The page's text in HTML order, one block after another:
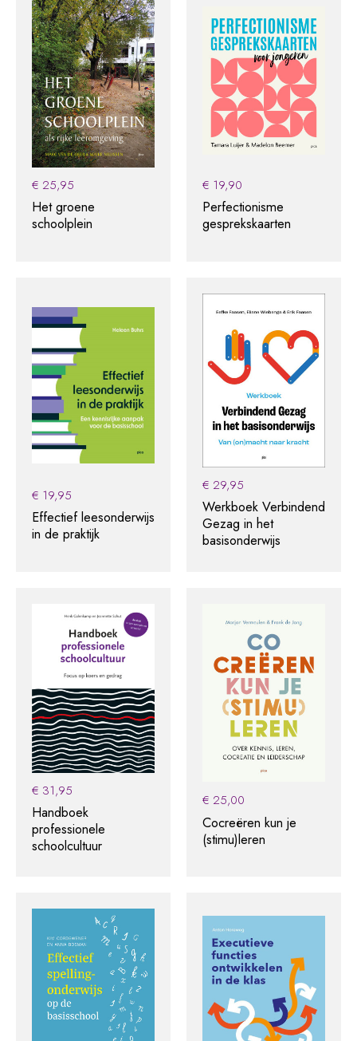
€ 25,95
Het groene
schoolplein
€ 19,90
Perfectionisme
gesprekskaarten
€ 19,95
Effectief leesonderwijs
in de praktijk
€ 29,95
Werkboek Verbindend
Gezag in het
basisonderwijs
€ 31,95
Handboek
professionele
schoolcultuur
€ 25,00
Cocreëren kun je
(stimu)leren